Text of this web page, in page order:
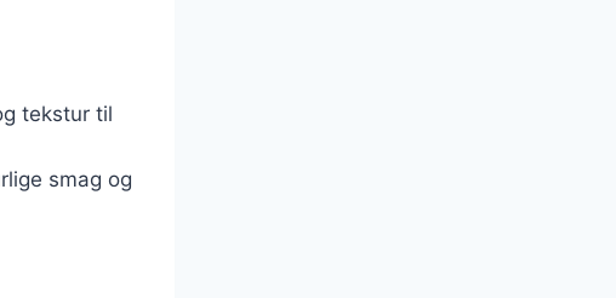
tekstur til
smag og